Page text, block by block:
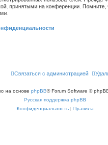
принятыми на конференции.
Связаться с администрацией
на основе phpBB® Forum Software ©
Русская поддержка phpBB
Конфиденциальность | Правила